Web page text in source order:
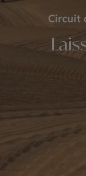
Circuit